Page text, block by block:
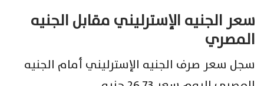
سعر الجنيه الإسترليني مقابل الجنيه
المصري
سجل سعر صرف الجنيه الإسترليني أمام الجنيه